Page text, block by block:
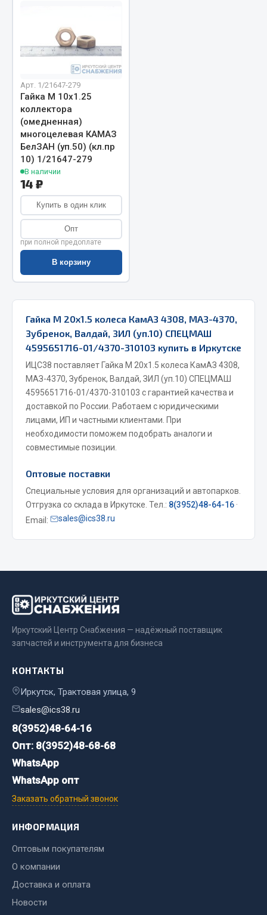
Система охлаждения
Сцепление
Коробка передач
Показать ещё
Весь раздел
Запчасти МАЗ
Система питания
Подвеска
Тормозная система
Двери
Окно ветровое
Двигатель
Весь раздел
Запчасти Урал
Двигатель
Мост задний
Система питания
Система выпуска газа
Система охлаждения
Сцепление
Тормозная система
Показать ещё
Двигатель
Система питания
Система выпуска газа
Система охлаждения
Рулевое управление
Тормозная система
Весь раздел
Запчасти HOWO
Тормозная система
Двигатель
Подвеска
Арт. 1/21647-279
Гайка М 10х1.25
коллектора
(омедненная)
многоцелевая КАМАЗ
БелЗАН (уп.50) (кл.пр
10) 1/21647-279
В наличии
14 ₽
Купить в один клик
Опт
при полной предоплате
В корзину
Гайка М 20х1.5 колеса КамАЗ 4308, МАЗ-4370,
Зубренок, Валдай, ЗИЛ (уп.10) СПЕЦМАШ
4595651716-01/4370-310103 купить в Иркутске
ИЦС38 поставляет Гайка М 20х1.5 колеса КамАЗ 4308,
МАЗ-4370, Зубренок, Валдай, ЗИЛ (уп.10) СПЕЦМАШ
4595651716-01/4370-310103 с гарантией качества и
доставкой по России. Работаем с юридическими
лицами, ИП и частными клиентами. При
необходимости поможем подобрать аналоги и
совместимые позиции.
Оптовые поставки
Специальные условия для организаций и автопарков.
Отгрузка со склада в Иркутске. Тел.: 8(3952)48-64-16 ·
Email:
sales@ics38.ru
Иркутский Центр Снабжения — надёжный поставщик
запчастей и инструмента для бизнеса
КОНТАКТЫ
Иркутск, Трактовая улица, 9
sales@ics38.ru
8(3952)48-64-16
Опт: 8(3952)48-68-68
WhatsApp
WhatsApp опт
Заказать обратный звонок
ИНФОРМАЦИЯ
Оптовым покупателям
О компании
Доставка и оплата
Новости